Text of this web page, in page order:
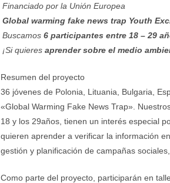
Financiado por la Unión Europea
Global warming fake news trap Youth
Buscamos 6 participantes entre 18 – 29
¡Si quieres aprender sobre el medio
Resumen del proyecto
36 jóvenes de Polonia, Lituania, Bulgaria,
«Global Warming Fake News Trap».
18 y los 29años, tienen un interés especial
quieren aprender a verificar la información
gestión y planificación de campañas
Como parte del proyecto, participarán en